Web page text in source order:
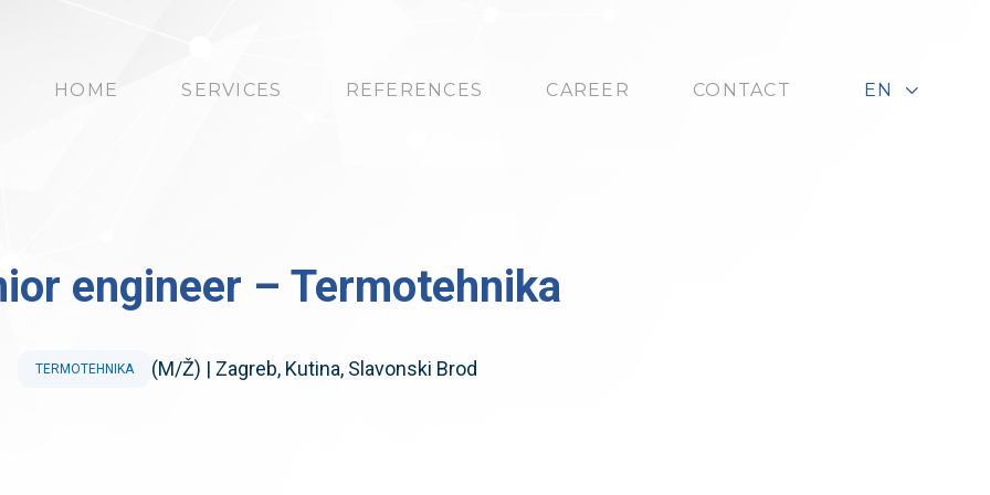
HOME SERVICES REFERENCES CAREER CONTACT EN
engineer – Termotehnika
TERMOTEHNIKA (M/Ž) | Zagreb Kutina Slavonski Brod